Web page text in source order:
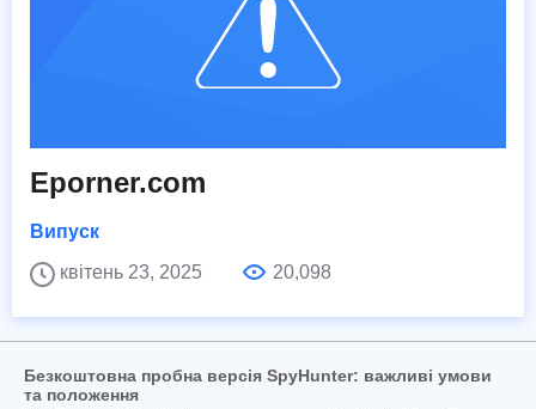
Eporner.com
Випуск
квітень 23, 2025
20,098
Безкоштовна пробна версія SpyHunter: важливі умови
та положення